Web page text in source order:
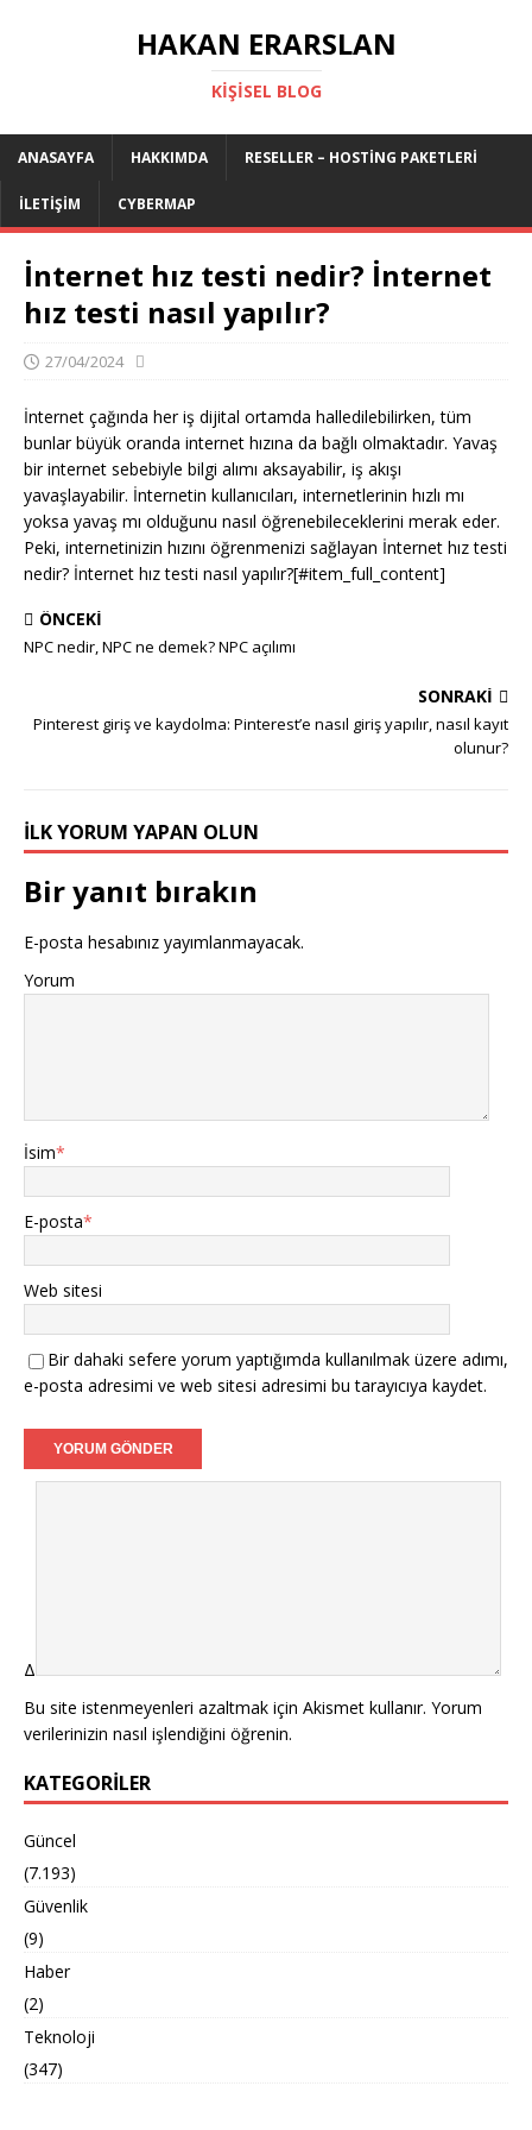
HAKAN ERARSLAN
KIŞISEL BLOG
ANASAYFA HAKKIMDA RESELLER – HOSTING PAKETLERI
İLETIŞIM CYBERMAP
İnternet hız testi nedir? İnternet
hız testi nasıl yapılır?
27/04/2024
İnternet çağında her iş dijital ortamda halledilebilirken, tüm
bunlar büyük oranda internet hızına da bağlı olmaktadır. Yavaş
bir internet sebebiyle bilgi alımı aksayabilir, iş akışı
yavaşlayabilir. İnternetin kullanıcıları, internetlerinin hızlı mı
yoksa yavaş mı olduğunu nasıl öğrenebileceklerini merak eder.
Peki, internetinizin hızını öğrenmenizi sağlayan İnternet hız testi
nedir? İnternet hız testi nasıl yapılır?[#item_full_content]
ÖNCEKI
NPC nedir, NPC ne demek? NPC açılımı
SONRAKI
Pinterest giriş ve kaydolma: Pinterest’e nasıl giriş yapılır, nasıl kayıt
olunur?
İLK YORUM YAPAN OLUN
Bir yanıt bırakın
E-posta hesabınız yayımlanmayacak.
Yorum
İsim*
E-posta*
Web sitesi
Bir dahaki sefere yorum yaptığımda kullanılmak üzere adımı,
e-posta adresimi ve web sitesi adresimi bu tarayıcıya kaydet.
Δ
Bu site istenmeyenleri azaltmak için Akismet kullanır. Yorum
verilerinizin nasıl işlendiğini öğrenin.
KATEGORILER
Güncel
(7.193)
Güvenlik
(9)
Haber
(2)
Teknoloji
(347)